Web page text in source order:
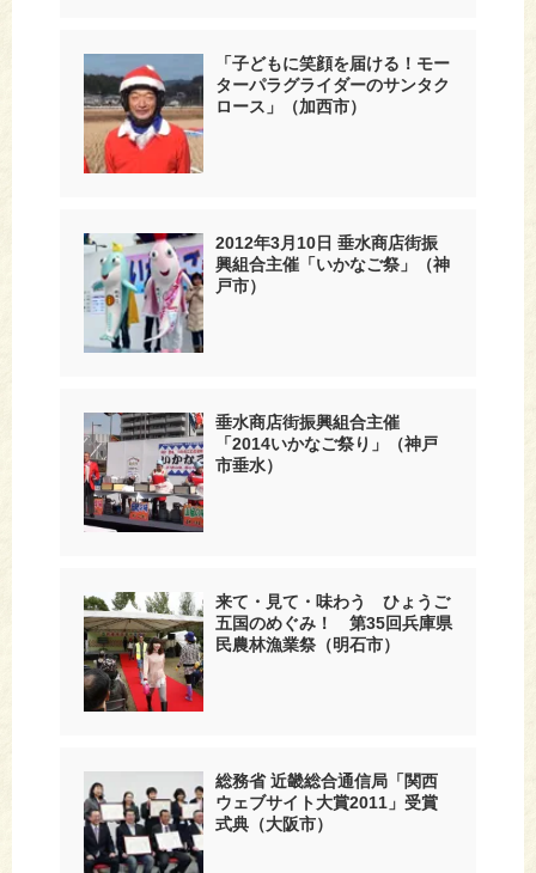
「子どもに笑顔を届ける！モー
ターパラグライダーのサンタク
ロース」（加西市）
2012年3月10日 垂水商店街振
興組合主催「いかなご祭」（神
戸市）
垂水商店街振興組合主催
「2014いかなご祭り」（神戸
市垂水）
来て・見て・味わう ひょうご
五国のめぐみ！ 第35回兵庫県
民農林漁業祭（明石市）
総務省 近畿総合通信局「関西
ウェブサイト大賞2011」受賞
式典（大阪市）